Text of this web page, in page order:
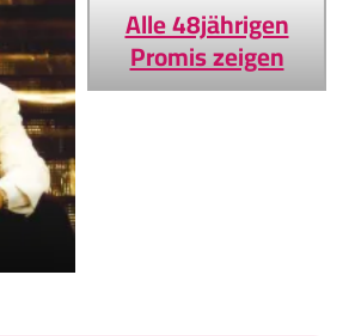
Alle 48jährigen
Promis zeigen